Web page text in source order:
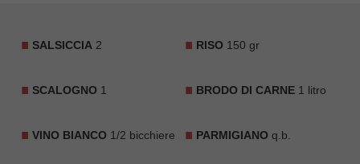
SALSICCIA 2 RISO 150 gr
SCALOGNO 1 BRODO DI CARNE 1 litro
VINO BIANCO 1/2 bicchiere PARMIGIANO q.b.